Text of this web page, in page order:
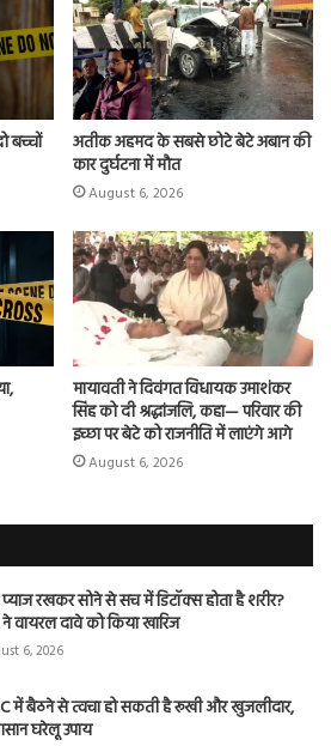
बच्चों
अतीक अहमद के सबसे छोटे बेटे अबान की
कार दुर्घटना में मौत
August 6, 2026
मायावती ने दिवंगत विधायक उमाशंकर
सिंह को दी श्रद्धांजलि, कहा— परिवार की
इच्छा पर बेटे को राजनीति में लाएंगे आगे
August 6, 2026
प्याज रखकर सोने से सच में डिटॉक्स होता है शरीर?
ने वायरल दावे को किया खारिज
6, 2026
में बैठने से त्वचा हो सकती है रूखी और खुजलीदार,
घरेलू उपाय